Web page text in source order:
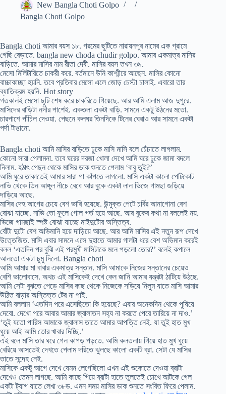
New Bangla Choti Golpo
Bangla Choti Golpo
Bangla choti আমার বয়স ১৮. গরমের ছুটিতে নারায়নপুর নামের এক গ্রামে
গেছি বেড়াতে. bangla new choda chudir golpo. আমার একমাত্র মাসির
বাড়িতে. আমার মাসির নাম রীতা দেবী. মাসির বয়স তখন ৩৯.
মেসো মিলিটারিতে চাকরী করে. বর্তমানে উনি কাশ্মীরে আছেন. মাসির কোনো
বাচ্চাকাচ্ছা হয়নি. তবে প্রতিবার মেসো এলে জোড় চেস্টা চালাই. এবারো তার
ব্যাতিক্রম হয়নি. Hot story
গতকালই মেসো ছুটি শেষ করে চাকরিতে গিয়েছে. আর আমি এলাম আজ দুপুরে.
মাসিদের বাড়িটা নদীর পাশেই. একতলা একটা বাড়ি. সামনে একটু উঠনের মতো.
চারপাশে পাঁচিল দেওয়া. পেছনে কলঘর তিনদিকে টিনের ঘেরাও আর সামনে একটা
পর্দা টাঙানো.
Bangla choti আমি মাসির বাড়িতে ঢুকে মাসি মাসি বলে চেঁচাতে লাগলাম.
কোনো সারা পেলামনা. তবে ঘরের দরজা খোলা দেখে আমি ঘরে ঢুকে জামা বদলে
নিলাম. হঠাৎ পেছন থেকে মাসির ডাক শুনতে পেলাম ‘বাবু তুই?’
আমি ঘুরে তাকাতেই আমার সারা গা কাঁপতে লাগলো. মাসি একটা কালো পেটিকোট
নাভি থেকে তিন আঙ্গুল নীচে বেধে আর বুকে একটা লাল ভিজে গামছা জড়িয়ে
দাড়িয়ে আছে.
মাসির দেহ আগের চেয়ে বেশ ভারি হয়েছে. উন্মুক্ত পেটে চর্বির আনাগোনা বেশ
বোঝা যাচ্ছে. নাভি তো ফুলে গোল গর্ত হয়ে আছে. আর বুকের কথা না বললেই নয়.
ভিজে গামছাই স্পষ্ট বোঝা যাচ্ছে মাইদুটোর অস্তিত্ব.
বোঁটা দুটো বেশ অভিমানি হয়ে দাড়িয়ে আছে. আর আমি মাসির এই নতুন রূপ দেখে
উত্তেজিত. মাসি এবার সামনে এসে দুহাতে আমার গালটা ধরে বেশ অভিমান করেই
বলল ‘এতদিন পর বুঝি এই পরমুখী মাসিটাকে মনে পড়লো তোর?’ বলেই কপালে
আলতো একটা চুমু দিলো. Bangla choti
আমি আমার মা বাবার একমাত্র সন্তান. মাসি আমাকে নিজের সন্তানের চেয়েও
বেশি ভালোবাসে. অথচ এই মাসিকেই দেখে কেন জানি আমার যন্ত্রটা ঠাটিয়ে উঠছে.
আমি সেটা বুঝতে পেড়ে মাসির কাছ থেকে নিজেকে সড়িয়ে নিলুম যাতে মাসি আমার
উঠিত বাড়ার অস্তিত্ত টের না পাই.
আমি বললাম ‘এতদিন পরে এসেছিতো কি হয়েছে? এবার অনেকদিন থেকে পুষিয়ে
দেবো. দেখো পরে আবার আমার জ্বালাতন সহ্য না করতে পেরে তারিয়ে না দাও.’
‘তুই যতো পারিস আমাকে জ্বালাস তাতে আমার আপত্তি নেই. যা তুই হাত মুখ
ধুয়ে আই আমি তোর খাবার দিচ্ছি.’
এই বলে মাসি তার ঘরে গেল কাপড় পড়তে. আমি কলতলায় গিয়ে হাত মুখ ধুয়ে
বেরিয়ে আসতেই দেখতে পেলাম দরিতে ঝুলছে কালো একটি ব্রা. সেটা যে মাসির
তাতে সন্দেহ নেই.
মাসিকে একটু আগে দেখে যেমন লেগেছিলো এখন এই শুকোতে দেওয়া ব্রাটা
দেখেও তেমন লাগছে. আমি কাছে গিয়ে ব্রাটা হাতে তুলতেই চোখে আটকে গেল
একটা ট্যাগ যাতে লেখা ৩৮ড. এমন সময় মাসির ডাক শুনতে সংবিত ফিরে পেলাম.